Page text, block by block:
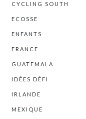
CYCLING SOUTH
ECOSSE
ENFANTS
FRANCE
GUATEMALA
IDÉES DÉFI
IRLANDE
MEXIQUE